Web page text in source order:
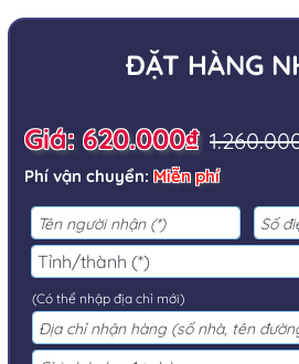
ĐẶT HÀNG
Giá: 620.000₫
Phí vận chuyển: Miễn phí
(Có thể nhập địa chỉ mới)